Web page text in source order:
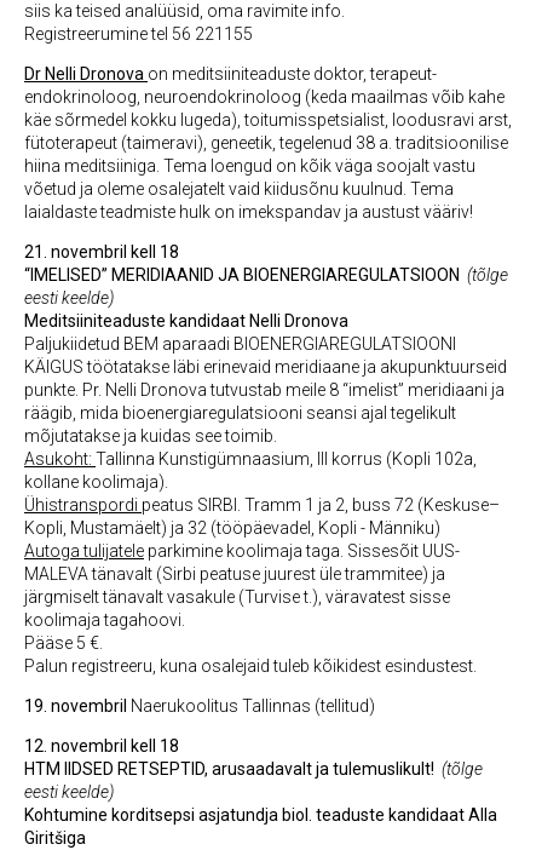
siis ka teised analüüsid, oma ravimite info.
Registreerumine tel 56 221155
Dr Nelli Dronova on meditsiiniteaduste doktor, terapeut-
endokrinoloog, neuroendokrinoloog (keda maailmas võib kahe
käe sõrmedel kokku lugeda), toitumisspetsialist, loodusravi arst,
fütoterapeut (taimeravi), geneetik, tegelenud 38 a. traditsioonilise
hiina meditsiiniga. Tema loengud on kõik väga soojalt vastu
võetud ja oleme osalejatelt vaid kiidusõnu kuulnud. Tema
laialdaste teadmiste hulk on imekspandav ja austust vääriv!
21. novembril kell 18
“IMELISED” MERIDIAANID JA BIOENERGIAREGULATSIOON (tõlge
eesti keelde)
Meditsiiniteaduste kandidaat Nelli Dronova
Paljukiidetud BEM aparaadi BIOENERGIAREGULATSIOONI
KÄIGUS töötatakse läbi erinevaid meridiaane ja akupunktuurseid
punkte. Pr. Nelli Dronova tutvustab meile 8 “imelist” meridiaani ja
räägib, mida bioenergiaregulatsiooni seansi ajal tegelikult
mõjutatakse ja kuidas see toimib.
Asukoht: Tallinna Kunstigümnaasium, III korrus (Kopli 102a,
kollane koolimaja).
Ühistranspordi peatus SIRBI. Tramm 1 ja 2, buss 72 (Keskuse–
Kopli, Mustamäelt) ja 32 (tööpäevadel, Kopli - Männiku)
Autoga tulijatele parkimine koolimaja taga. Sissesõit UUS-
MALEVA tänavalt (Sirbi peatuse juurest üle trammitee) ja
järgmiselt tänavalt vasakule (Turvise t.), väravatest sisse
koolimaja tagahoovi.
Pääse 5 €.
Palun registreeru, kuna osalejaid tuleb kõikidest esindustest.
19. novembril Naerukoolitus Tallinnas (tellitud)
12. novembril kell 18
HTM IIDSED RETSEPTID, arusaadavalt ja tulemuslikult! (tõlge
eesti keelde)
Kohtumine korditsepsi asjatundja biol. teaduste kandidaat Alla
Giritšiga